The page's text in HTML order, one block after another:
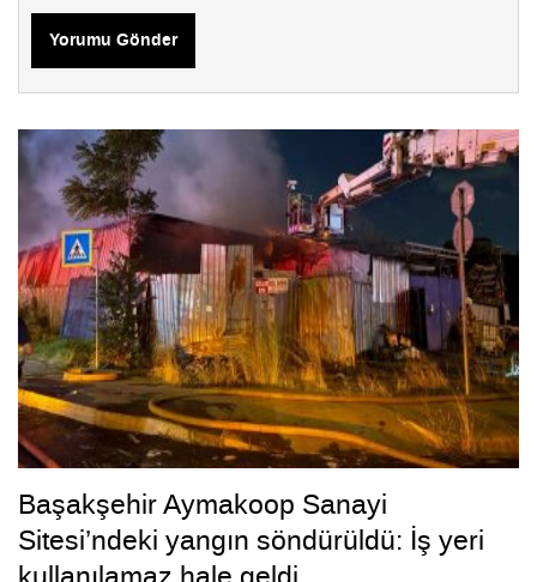
Yorumu Gönder
Başakşehir Aymakoop Sanayi
Sitesi’ndeki yangın söndürüldü: İş yeri